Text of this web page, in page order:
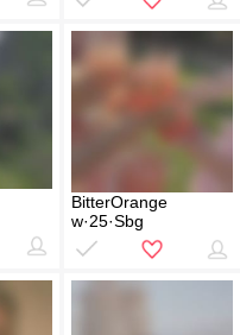
BitterOrange
w·25·Sbg